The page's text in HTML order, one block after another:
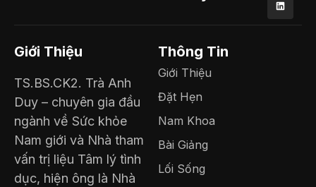
Giới Thiệu
TS.BS.CK2. Trà Anh
Duy – chuyên gia đầu
ngành về Sức khỏe
Nam giới và Nhà tham
vấn trị liệu Tâm lý tình
dục, hiện ông là Nhà
Thông Tin
Giới Thiệu
Đặt Hẹn
Nam Khoa
Bài Giảng
Lối Sống